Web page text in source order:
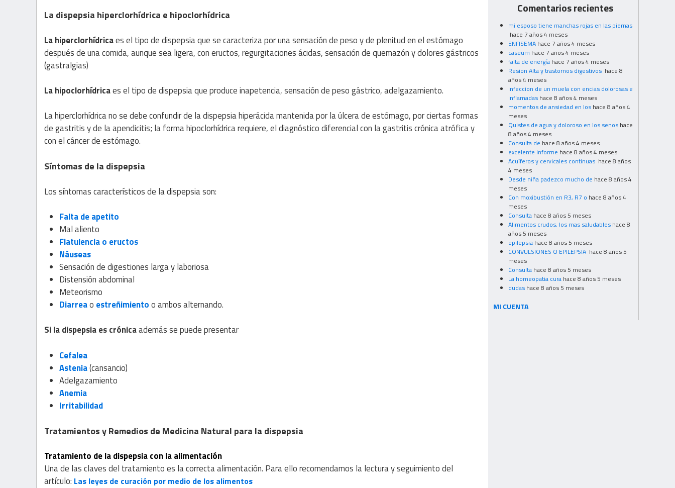
La dispepsia hiperclorhídrica e hipoclorhídrica
La hiperclorhídricaes el tipo de dispepsia que se caracteriza por una sensación de peso y de plenitud en el estómago
después de una comida, aunque sea ligera, con eructos, regurgitaciones ácidas, sensación de quemazón y dolores gástricos
(gastralgias)
La hipoclorhídricaes el tipo de dispepsia que produce inapetencia, sensación de peso gástrico, adelgazamiento.
La hiperclorhídrica no se debe confundir de la dispepsia hiperácida mantenida por la úlcera de estómago, por ciertas formas
de gastritis y de la apendicitis; la forma hipoclorhídrica requiere, el diagnóstico diferencial con la gastritis crónica atrófica y
con el cáncer de estómago.
Síntomas de la dispepsia
Los síntomas característicos de la dispepsia son:
Falta de apetito
Mal aliento
Flatulencia o eructos
Náuseas
Sensación de digestiones larga y laboriosa
Distensión abdominal
Meteorismo
Diarreao estreñimientoo ambos alternando.
Si la dispepsia es crónicaademás se puede presentar
Cefalea
Astenia(cansancio)
Adelgazamiento
Anemia
Irritabilidad
Tratamientos y Remedios de Medicina Natural para la dispepsia
Tratamiento de la dispepsia con la alimentación
Una de las claves del tratamiento es la correcta alimentación. Para ello recomendamos la lectura y seguimiento del
artículo: Las leyes de curación por medio de los alimentos
Comentarios recientes
mi esposo tiene manchas rojas en las piernas
hace 7 años 4 meses
ENFISEMA hace 7 años 4 meses
caseum hace 7 años 4 meses
falta de energía hace 7 años 4 meses
Resion Alta y trastornos digestivos hace 8
años 4 meses
infeccion de un muela con encias dolorosas e
inflamadas hace 8 años 4 meses
momentos de ansiedad en los hace 8 años 4
meses
Quistes de agua y doloroso en los senos hace
8 años 4 meses
Consulta de hace 8 años 4 meses
excelente informe hace 8 años 4 meses
Acuíferos y cervicales continuas hace 8 años
4 meses
Desde niña padezco mucho de hace 8 años 4
meses
Con moxibustión en R3, R7 o hace 8 años 4
meses
Consulta hace 8 años 5 meses
Alimentos crudos, los mas saludables hace 8
años 5 meses
epilepsia hace 8 años 5 meses
CONVULSIONES O EPILEPSIA hace 8 años 5
meses
Consulta hace 8 años 5 meses
La homeopatia cura hace 8 años 5 meses
dudas hace 8 años 5 meses
MI CUENTA